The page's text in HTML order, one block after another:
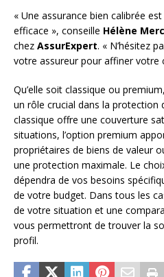
« Une assurance bien calibrée
efficace », conseille Hélène
chez AssurExpert. « N’hésitez
votre assureur pour affiner votre
Qu’elle soit classique ou
un rôle crucial dans la protection
classique offre une couverture
situations, l’option premium
propriétaires de biens de valeur
une protection maximale. Le
dépendra de vos besoins
de votre budget. Dans tous les
de votre situation et une
vous permettront de trouver la
profil.